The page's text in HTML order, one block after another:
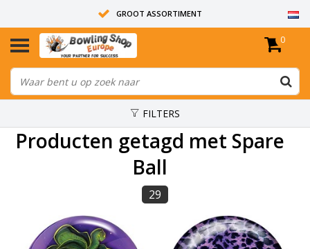
GROOT ASSORTIMENT
14 DAGEN RETOUR RECHT
ALLE BOWLINGBALLEN ZIJN ONGEBOORD
0
FILTERS
Producten getagd met Spare
Ball
29